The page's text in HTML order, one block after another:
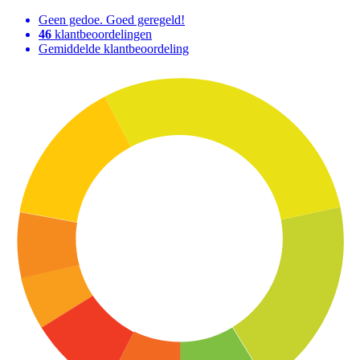
Geen gedoe. Goed geregeld!
46 klantbeoordelingen
Gemiddelde klantbeoordeling